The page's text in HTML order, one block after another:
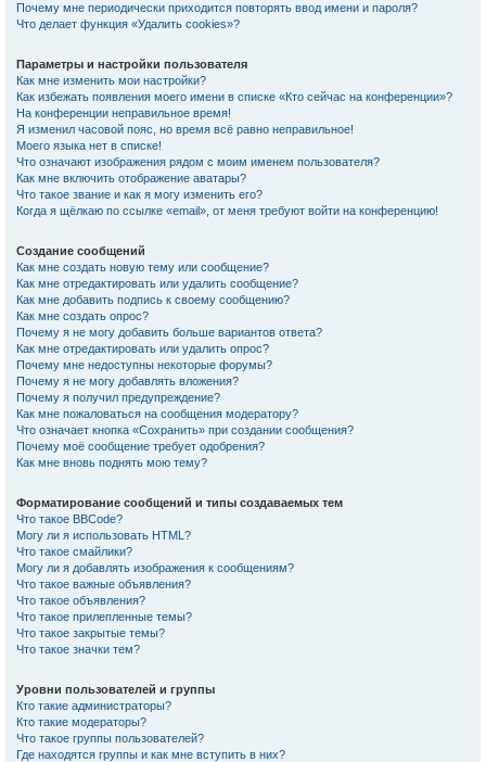
Почему мне периодически приходится повторять ввод имени и пароля?
Что делает функция «Удалить cookies»?
Параметры и настройки пользователя
Как мне изменить мои настройки?
Как избежать появления моего имени в списке «Кто сейчас на конференции»?
На конференции неправильное время!
Я изменил часовой пояс, но время всё равно неправильное!
Моего языка нет в списке!
Что означают изображения рядом с моим именем пользователя?
Как мне включить отображение аватары?
Что такое звание и как я могу изменить его?
Когда я щёлкаю по ссылке «email», от меня требуют войти на конференцию!
Создание сообщений
Как мне создать новую тему или сообщение?
Как мне отредактировать или удалить сообщение?
Как мне добавить подпись к своему сообщению?
Как мне создать опрос?
Почему я не могу добавить больше вариантов ответа?
Как мне отредактировать или удалить опрос?
Почему мне недоступны некоторые форумы?
Почему я не могу добавлять вложения?
Почему я получил предупреждение?
Как мне пожаловаться на сообщения модератору?
Что означает кнопка «Сохранить» при создании сообщения?
Почему моё сообщение требует одобрения?
Как мне вновь поднять мою тему?
Форматирование сообщений и типы создаваемых тем
Что такое BBCode?
Могу ли я использовать HTML?
Что такое смайлики?
Могу ли я добавлять изображения к сообщениям?
Что такое важные объявления?
Что такое объявления?
Что такое прилепленные темы?
Что такое закрытые темы?
Что такое значки тем?
Уровни пользователей и группы
Кто такие администраторы?
Кто такие модераторы?
Что такое группы пользователей?
Где находятся группы и как мне вступить в них?